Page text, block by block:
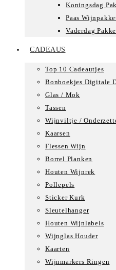
Koningsdag
Paas
Vaderdag
CADEAUS
Top 10 Cadeautjes
Bonboekjes Digitale
Glas / Mok
Tassen
Wijnviltje /
Kaarsen
Flessen Wijn
Borrel Planken
Houten Wijnrek
Pollepels
Sticker Kurk
Sleutelhanger
Houten Wijnlabels
Wijnglas Houder
Kaarten
Wijnmarkers Ringen